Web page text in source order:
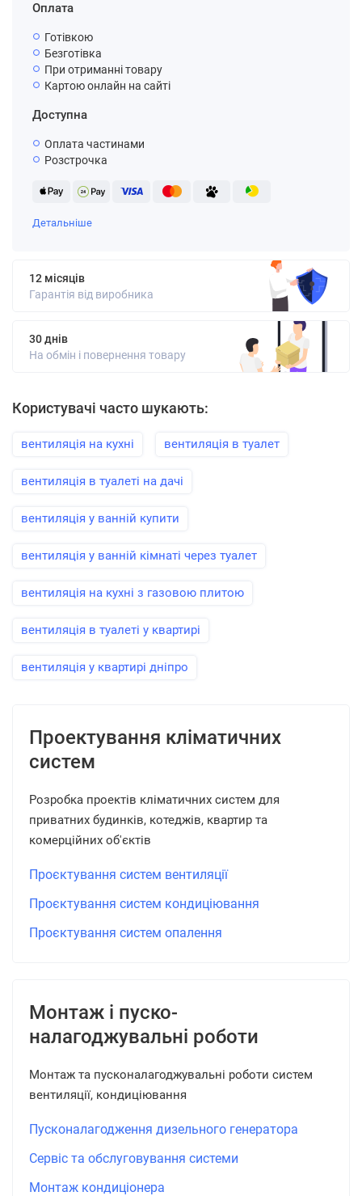
Оплата
Готівкою
Безготівка
При отриманні товару
Картою онлайн на сайті
Доступна
Оплата частинами
Розстрочка
Детальніше
12 місяців
Гарантія від виробника
30 днів
На обмін і повернення товару
Користувачі часто шукають:
вентиляція на кухні вентиляція в туалет
вентиляція в туалеті на дачі
вентиляція у ванній купити
вентиляція у ванній кімнаті через туалет
вентиляція на кухні з газовою плитою
вентиляція в туалеті у квартирі
вентиляція у квартирі дніпро
Проектування кліматичних
систем
Розробка проектів кліматичних систем для
приватних будинків, котеджів, квартир та
комерційних об'єктів
Проєктування систем вентиляції
Проєктування систем кондиціювання
Проєктування систем опалення
Монтаж і пуско-
налагоджувальні роботи
Монтаж та пусконалагоджувальні роботи систем
вентиляції, кондиціювання
Пусконалагодження дизельного генератора
Сервіс та обслуговування системи
Монтаж кондиціонера